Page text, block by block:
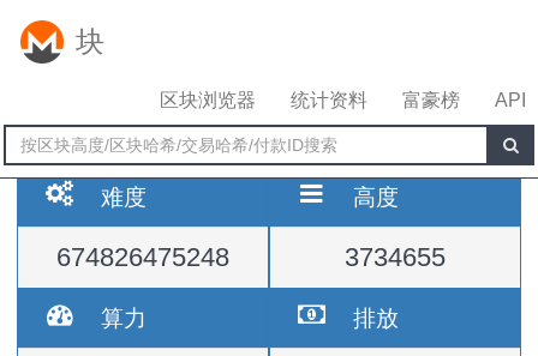
块
区块浏览器 统计资料 富豪榜 API
难度
674826475248
高度
3734655
算力 排放